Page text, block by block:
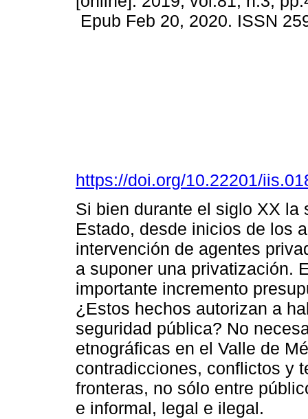
Epub Feb 20, 2020. ISSN
https://doi.org/10.22201/
Si bien durante el siglo XX la
Estado, desde inicios de los
intervención de agentes
a suponer una privatización.
importante incremento
¿Estos hechos autorizan a
seguridad pública? No
etnográficas en el Valle de
contradicciones, conflictos y
fronteras, no sólo entre
e informal, legal e ilegal.